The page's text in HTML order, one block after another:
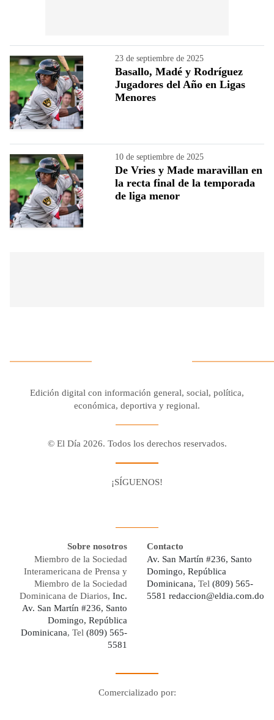
23 de septiembre de 2025
Basallo, Madé y Rodríguez
Jugadores del Año en Ligas
Menores
10 de septiembre de 2025
De Vries y Made maravillan en
la recta final de la temporada
de liga menor
Edición digital con información general, social, política,
económica, deportiva y regional.
© El Día 2026. Todos los derechos reservados.
¡SÍGUENOS!
Sobre nosotros
Miembro de la Sociedad
Interamericana de Prensa y
Miembro de la Sociedad
Dominicana de Diarios, Inc.
Av. San Martín #236, Santo
Domingo, República
Dominicana, Tel (809) 565-
5581
Contacto
Av. San Martín #236, Santo
Domingo, República
Dominicana, Tel (809) 565-
5581 redaccion@eldia.com.do
Comercializado por: